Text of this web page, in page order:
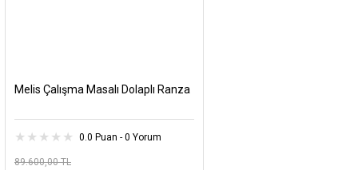
Melis Çalışma Masalı Dolaplı Ranza
0.0 Puan - 0 Yorum
89.600,00 TL